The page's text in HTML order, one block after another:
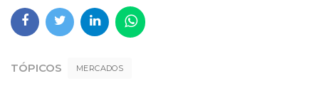
TÓPICOS MERCADOS